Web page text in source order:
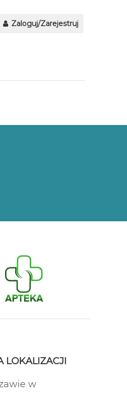
Zaloguj/Zarejestruj
LOKALIZACJI
w